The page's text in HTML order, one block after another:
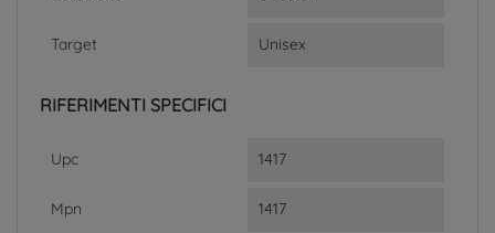
Target Unisex
RIFERIMENTI SPECIFICI
Upc 1417
Mpn 1417